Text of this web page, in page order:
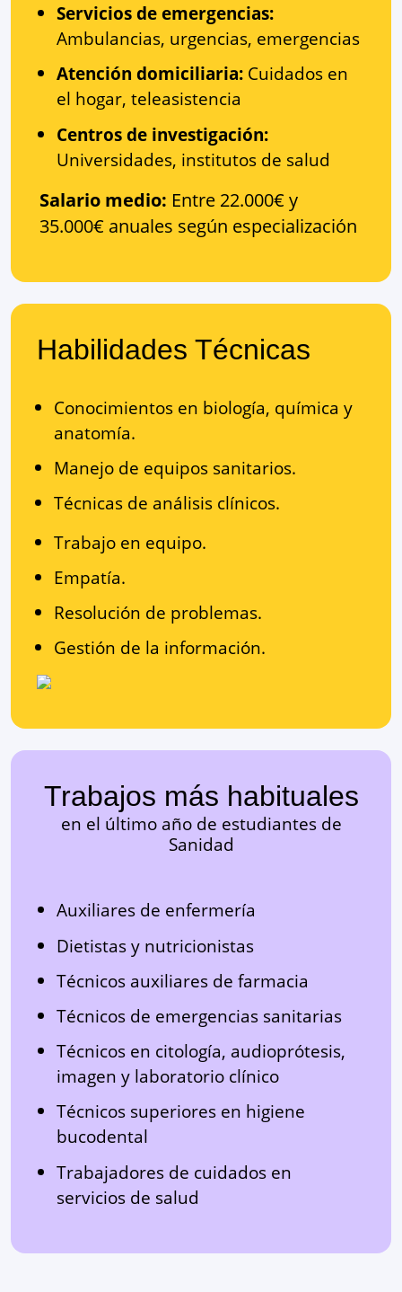
Servicios de emergencias:
Ambulancias, urgencias, emergencias
Atención domiciliaria: Cuidados en
el hogar, teleasistencia
Centros de investigación:
Universidades, institutos de salud
Salario medio: Entre 22.000€ y
35.000€ anuales según especialización
Habilidades Técnicas
Conocimientos en biología, química y
anatomía.
Manejo de equipos sanitarios.
Técnicas de análisis clínicos.
Trabajo en equipo.
Empatía.
Resolución de problemas.
Gestión de la información.
Trabajos más habituales
en el último año de estudiantes de
Sanidad
Auxiliares de enfermería
Dietistas y nutricionistas
Técnicos auxiliares de farmacia
Técnicos de emergencias sanitarias
Técnicos en citología, audioprótesis,
imagen y laboratorio clínico
Técnicos superiores en higiene
bucodental
Trabajadores de cuidados en
servicios de salud